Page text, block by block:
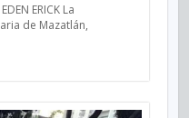
ERICK La
de Mazatlán,